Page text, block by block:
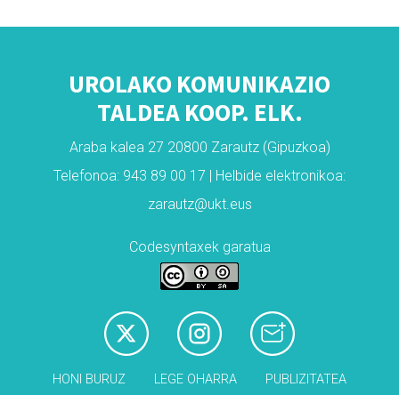
UROLAKO KOMUNIKAZIO
TALDEA KOOP. ELK.
Araba kalea 27 20800 Zarautz (Gipuzkoa)
Telefonoa: 943 89 00 17 | Helbide elektronikoa:
zarautz@ukt.eus
Codesyntaxek garatua
HONI BURUZ LEGE OHARRA PUBLIZITATEA